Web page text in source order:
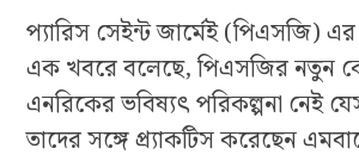
প্যারিস সেইন্ট জার্মেই (পিএসজি)
এক খবরে বলেছে, পিএসজির নতুন
এনরিকের ভবিষ্যৎ পরিকল্পনা নেই
তাদের সঙ্গে প্র্যাকটিস করেছেন